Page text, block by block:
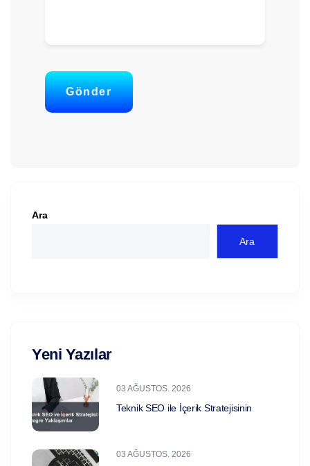
Gönder
Ara
Ara
Yeni Yazılar
03 AĞUSTOS. 2026
Teknik SEO ile İçerik Stratejisinin
03 AĞUSTOS. 2026